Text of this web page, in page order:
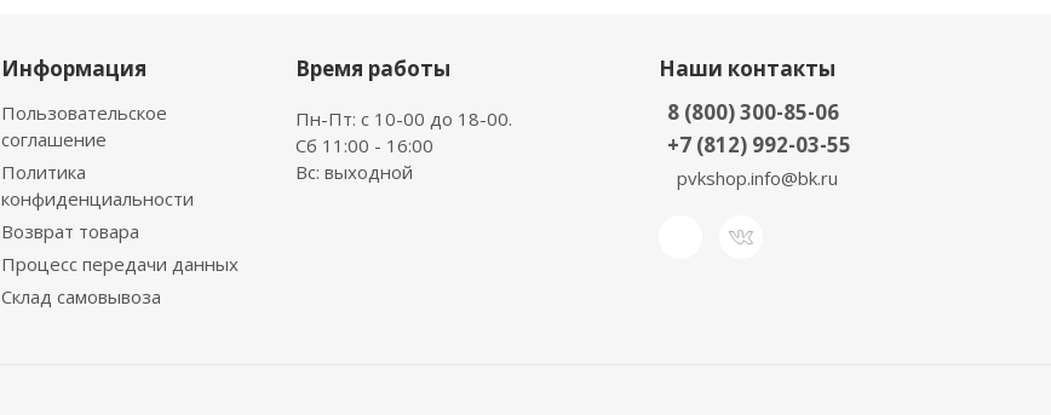
Информация
Пользовательское
соглашение
Политика
конфиденциальности
Возврат товара
Процесс передачи данных
Склад самовывоза
Время работы
Пн-Пт: с 10-00 до 18-00.
Сб 11:00 - 16:00
Вс: выходной
Наши контакты
8 (800) 300-85-06
+7 (812) 992-03-55
pvkshop.info@bk.ru